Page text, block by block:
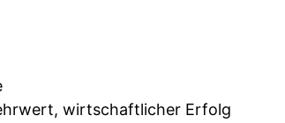
wirtschaftlicher Erfolg